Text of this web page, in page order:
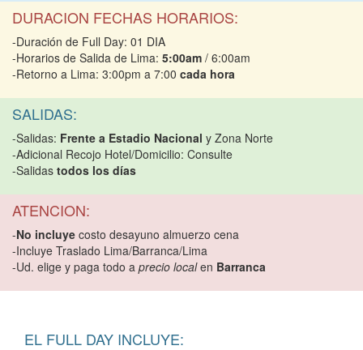
DURACION FECHAS HORARIOS:
-Duración de Full Day: 01 DIA
-Horarios de Salida de Lima: 5:00am / 6:00am
-Retorno a Lima: 3:00pm a 7:00 cada hora
SALIDAS:
-Salidas: Frente a Estadio Nacional y Zona Norte
-Adicional Recojo Hotel/Domicilio: Consulte
-Salidas todos los días
ATENCION:
-No incluye costo desayuno almuerzo cena
-Incluye Traslado Lima/Barranca/Lima
-Ud. elige y paga todo a precio localen Barranca
EL FULL DAY INCLUYE: